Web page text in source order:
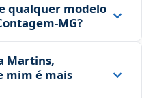
qualquer modelo
Martins,
mim é mais